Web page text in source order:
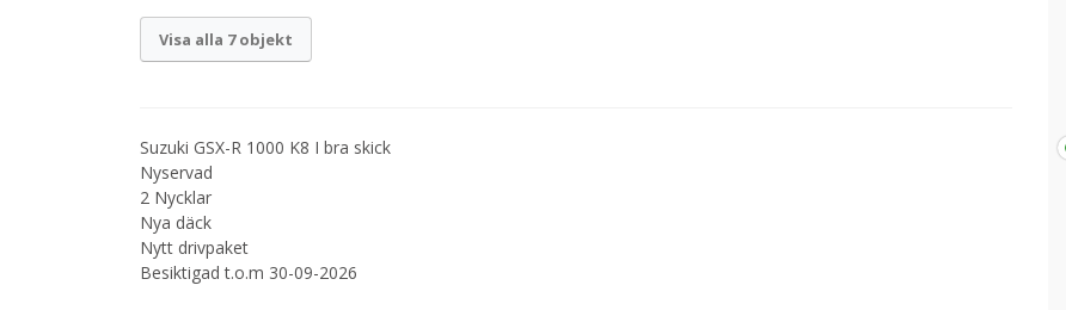
Visa alla 7 objekt
Suzuki GSX-R 1000 K8 I bra skick
Nyservad
2 Nycklar
Nya däck
Nytt drivpaket
Besiktigad t.o.m 30-09-2026